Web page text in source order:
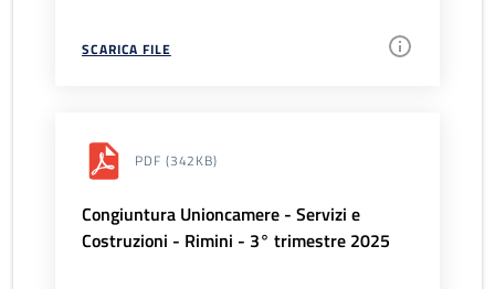
SCARICA FILE
PDF (342KB)
Congiuntura Unioncamere - Servizi e
Costruzioni - Rimini - 3° trimestre 2025